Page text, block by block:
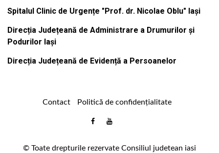
Spitalul Clinic de Urgențe "Prof. dr. Nicolae Oblu" Iași
Direcția Județeană de Administrare a Drumurilor și
Podurilor Iași
Direcția Județeană de Evidență a Persoanelor
Contact Politică de confidențialitate
Facebook
Youtube
comunicare@icc.ro
© Toate drepturile rezervate Consiliul judetean iasi